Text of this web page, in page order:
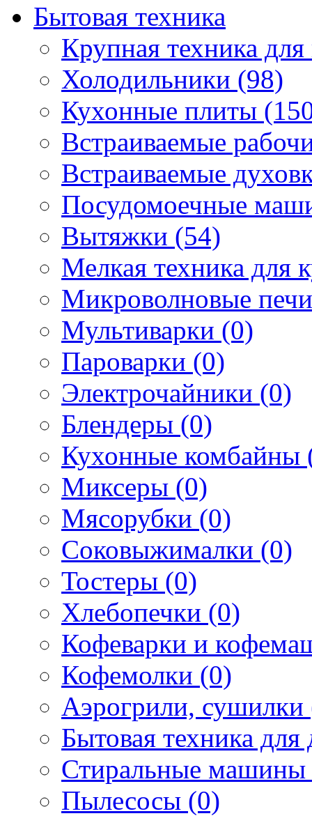
Бытовая техника
Крупная техника
Холодильники (98)
Кухонные плиты
Встраиваемые
Встраиваемые
Посудомоечные
Вытяжки (54)
Мелкая техника для
Микроволновые
Мультиварки (0)
Пароварки (0)
Электрочайники (0)
Блендеры (0)
Кухонные комбайны
Миксеры (0)
Мясорубки (0)
Соковыжималки (0)
Тостеры (0)
Хлебопечки (0)
Кофеварки и
Кофемолки (0)
Аэрогрили, сушилки
Бытовая техника
Стиральные машины
Пылесосы (0)